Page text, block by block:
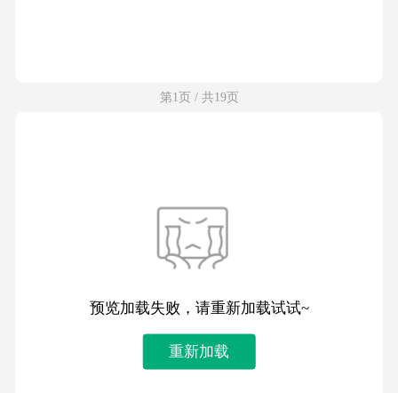
第1页 / 共19页
预览加载失败，请重新加载试试~
重新加载